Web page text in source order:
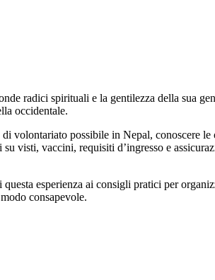
radici spirituali e la gentilezza della sua
occidentale.
volontariato possibile in Nepal, conoscere
visti, vaccini, requisiti d’ingresso e
esperienza ai consigli pratici per
consapevole.